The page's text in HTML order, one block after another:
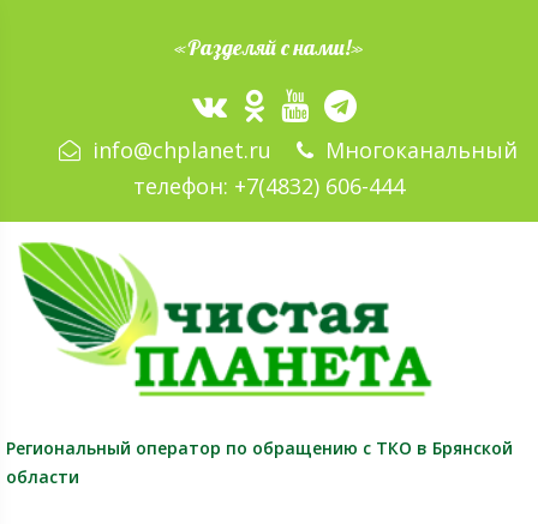
«Разделяй с нами!»
info@chplanet.ru
Многоканальный
телефон: +7(4832) 606-444
Региональный оператор по обращению с ТКО в Брянской
области